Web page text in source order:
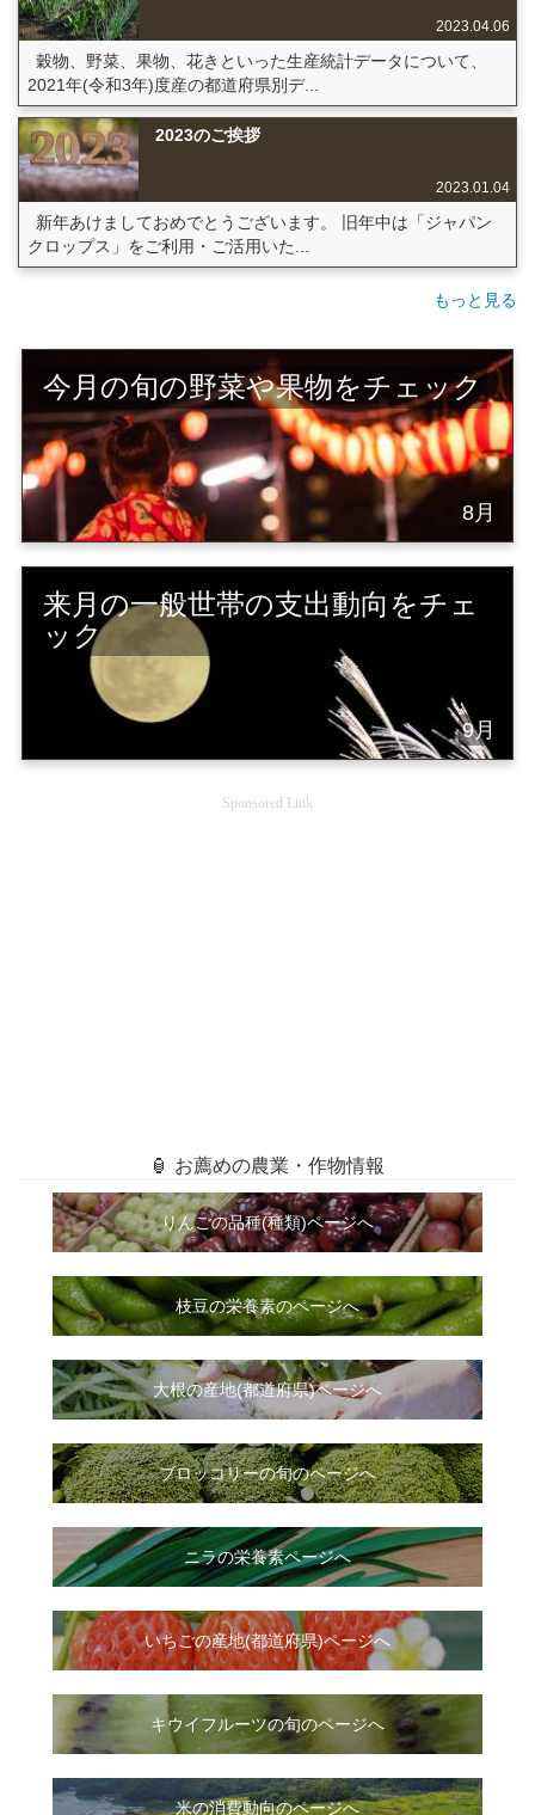
2023.04.06
穀物、野菜、果物、花きといった生産統計データについて、
2021年(令和3年)度産の都道府県別デ...
2023のご挨拶
2023.01.04
新年あけましておめでとうございます。 旧年中は「ジャパン
クロップス」をご利用・ご活用いた...
もっと見る
今月の旬の野菜や果物をチェック
8月
来月の一般世帯の支出動向をチェ
ック
9月
Sponsored Link
🏮 お薦めの農業・作物情報
りんごの品種(種類)ページへ
枝豆の栄養素のページへ
大根の産地(都道府県)ページへ
ブロッコリーの旬のページへ
ニラの栄養素ページへ
いちごの産地(都道府県)ページへ
キウイフルーツの旬のページへ
米の消費動向のページへ